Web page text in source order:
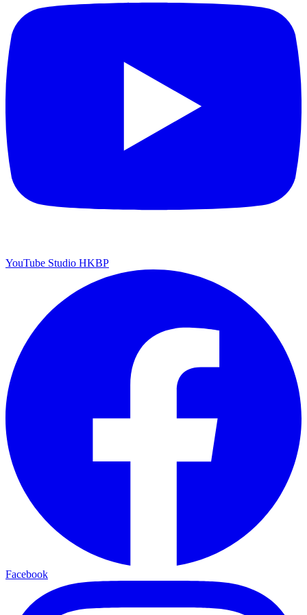
YouTube Studio HKBP
Facebook